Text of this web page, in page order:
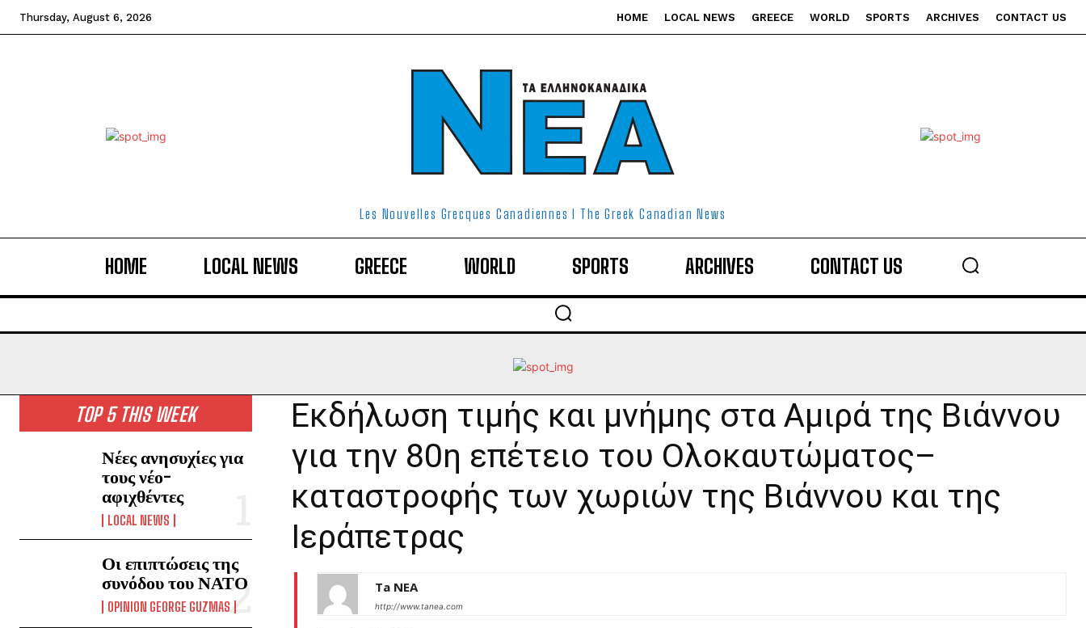
Thursday, August 6, 2026 HOME LOCAL NEWS GREECE WORLD SPORTS ARCHIVES CONTACT US
Les Nouvelles Grecques Canadiennes I The Greek Canadian News
HOME LOCAL NEWS GREECE WORLD SPORTS ARCHIVES CONTACT US
TOP 5 THIS WEEK
Νέες ανησυχίες για
τους νέο-
αφιχθέντες
LOCAL NEWS
Οι επιπτώσεις της
συνόδου του ΝΑΤΟ
OPINION GEORGE GUZMAS
Εκδήλωση τιμής και μνήμης στα Αμιρά της Βιάννου
για την 80η επέτειο του Ολοκαυτώματος–
καταστροφής των χωριών της Βιάννου και της
Ιεράπετρας
Ta NEA
http://www.tanea.com